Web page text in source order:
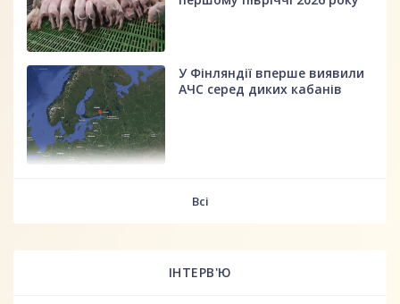
У Фінляндії вперше виявили
АЧС серед диких кабанів
Всі
ІНТЕРВ'Ю